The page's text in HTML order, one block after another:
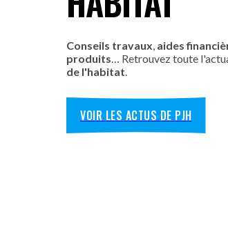
Conseils travaux, aides
produits… Retrouvez toute
de l'habitat.
VOIR LES ACTUS DE PJH